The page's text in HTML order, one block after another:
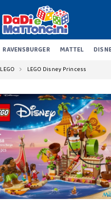
RAVENSBURGER MATTEL
LEGO LEGO Disney Princess